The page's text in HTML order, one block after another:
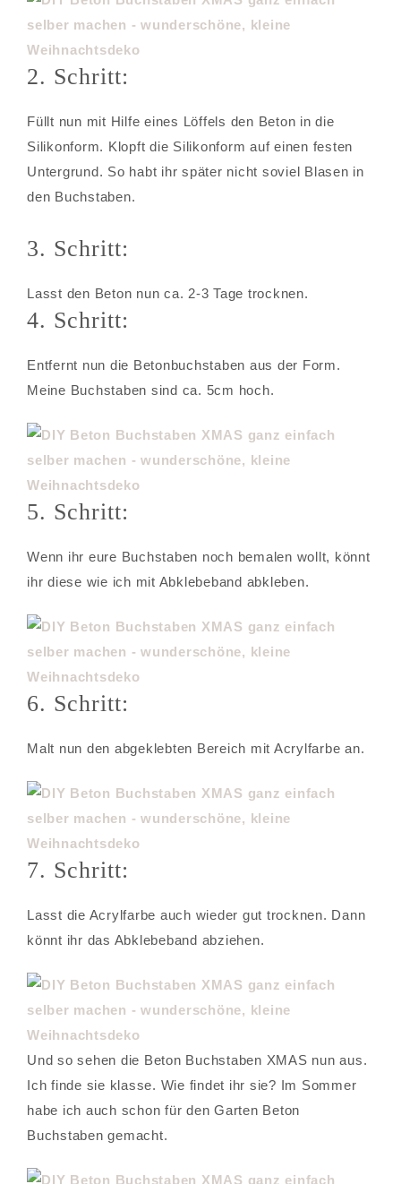
2. Schritt:
Füllt nun mit Hilfe eines Löffels den Beton in die
Silikonform. Klopft die Silikonform auf einen festen
Untergrund. So habt ihr später nicht soviel Blasen in
den Buchstaben.
3. Schritt:
Lasst den Beton nun ca. 2-3 Tage trocknen.
4. Schritt:
Entfernt nun die Betonbuchstaben aus der Form.
Meine Buchstaben sind ca. 5cm hoch.
5. Schritt:
Wenn ihr eure Buchstaben noch bemalen wollt, könnt
ihr diese wie ich mit Abklebeband abkleben.
6. Schritt:
Malt nun den abgeklebten Bereich mit Acrylfarbe an.
7. Schritt:
Lasst die Acrylfarbe auch wieder gut trocknen. Dann
könnt ihr das Abklebeband abziehen.
Und so sehen die Beton Buchstaben XMAS nun aus.
Ich finde sie klasse. Wie findet ihr sie? Im Sommer
habe ich auch schon für den Garten Beton
Buchstaben gemacht.